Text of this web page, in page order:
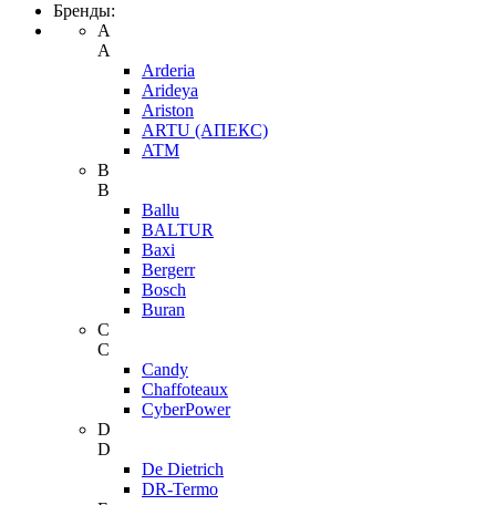
Бренды:
A
A
Arderia
Arideya
Ariston
ARTU (АПЕКС)
ATM
B
B
Ballu
BALTUR
Baxi
Bergerr
Bosch
Buran
C
C
Candy
Chaffoteaux
CyberPower
D
D
De Dietrich
DR-Termo